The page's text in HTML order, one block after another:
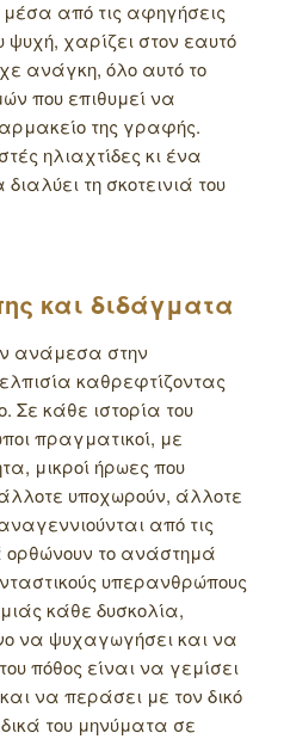
από τις αφηγήσεις
ψυχή, χαρίζει στον εαυτό
ανάγκη, όλο αυτό το
που επιθυμεί να
της γραφής.
ηλιαχτίδες κι ένα
τη σκοτεινιά του
και διδάγματα
ανάμεσα στην
καθρεφτίζοντας
Σε κάθε ιστορία του
πραγματικοί, με
μικροί ήρωες που
υποχωρούν, άλλοτε
από τις
ορθώνουν το ανάστημά
υπερανθρώπους
κάθε δυσκολία,
να ψυχαγωγήσει και να
πόθος είναι να γεμίσει
να περάσει με τον δικό
του μηνύματα σε